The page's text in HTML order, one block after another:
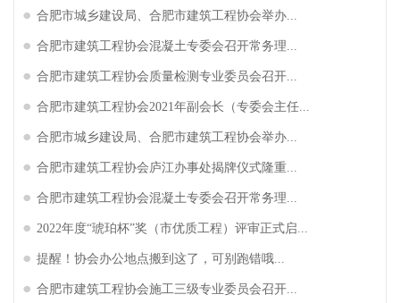
合肥市城乡建设局、合肥市建筑工程协会举办...
合肥市建筑工程协会混凝土专委会召开常务理...
合肥市建筑工程协会质量检测专业委员会召开...
合肥市建筑工程协会2021年副会长（专委会主任...
合肥市城乡建设局、合肥市建筑工程协会举办...
合肥市建筑工程协会庐江办事处揭牌仪式隆重...
合肥市建筑工程协会混凝土专委会召开常务理...
2022年度“琥珀杯”奖（市优质工程）评审正式启...
提醒！协会办公地点搬到这了，可别跑错哦...
合肥市建筑工程协会施工三级专业委员会召开...